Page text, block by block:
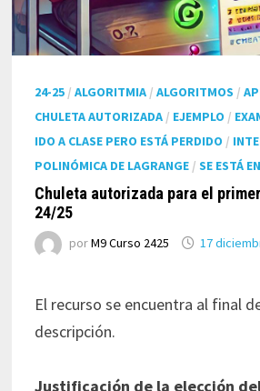
24-25 /ALGORITMIA /ALGORITMOS /
CHULETA AUTORIZADA / EJEMPLO /
IDO A CLASE PERO ESTÁ PERDIDO /
POLINÓMICA DE LAGRANGE /SE ESTÁ
Chuleta autorizada para el
24/25
porM9 Curso 2425 17
El recurso se encuentra al final
descripción.
Justificación de la elección